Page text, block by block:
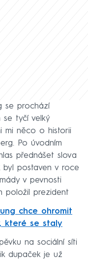
se prochází
se tyčí velký
mi něco o historii
Po úvodním
přednášet slova
byl postaven v roce
v pevnosti
položil prezident
chce ohromit
které se staly
na sociální síti
dupaček je už